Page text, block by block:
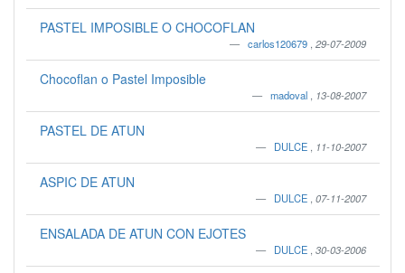
PASTEL IMPOSIBLE O CHOCOFLAN
carlos120679 29-07-2009
Chocoflan o Pastel Imposible
madoval 13-08-2007
PASTEL DE ATUN
DULCE 11-10-2007
ASPIC DE ATUN
DULCE 07-11-2007
ENSALADA DE ATUN CON EJOTES
DULCE 30-03-2006